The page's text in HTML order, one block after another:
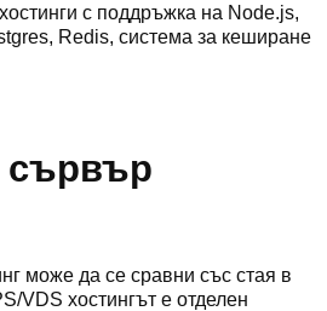
с поддръжка на Node.js,
Redis, система за кеширане
сървър
може да се сравни със стая в
VDS хостингът е отделен